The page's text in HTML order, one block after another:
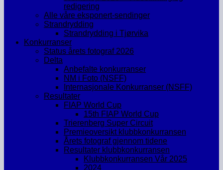
redigering
Alle våre eksponert-sendinger
Strandrydding
Strandrydding i Tjørvika
Konkurranser
Status årets fotograf 2026
Delta
Anbefalte konkurranser
NM i Foto (NSFF)
Internasjonale Konkurranser (NSFF)
Resultater
FIAP World Cup
15th FIAP World Cup
Trierenberg Super Circuit
Premieoversikt klubbkonkurransen
Årets fotograf gjennom tidene
Resultater klubbkonkurransen
Klubbkonkurransen Vår 2025
2024